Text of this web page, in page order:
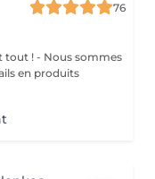
76
en produits